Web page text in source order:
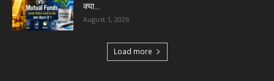
क्या...
August 1, 2026
Load more